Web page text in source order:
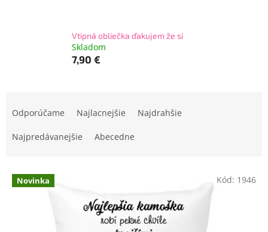
Vtipná obliečka ďakujem že si
Skladom
7,90 €
p
Odporúčame Najlacnejšie Najdrahšie
Najpredávanejšie Abecedne
V Novinka Kód: 1946